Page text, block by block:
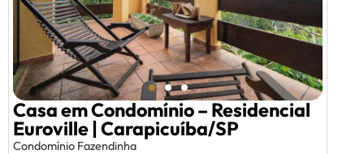
Casa em Condomínio – Residencial
Euroville | Carapicuíba/SP
Condomínio Fazendinha